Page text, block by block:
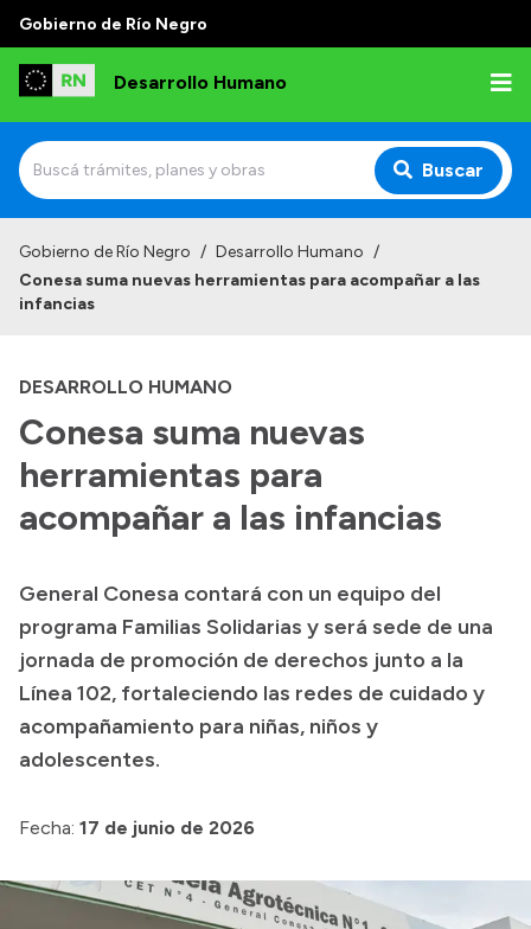
Gobierno de Río Negro
Desarrollo Humano
Buscar
Institucional
Autoridades
Delegaciones
Normativa
Presupuesto
Boletín Oficial
Compras y licitaciones
Consulta de expedientes
Consulta de pago a proveedores
Login
Gobierno de Río Negro / Desarrollo Humano /
Conesa suma nuevas herramientas para acompañar a las
infancias
DESARROLLO HUMANO
Conesa suma nuevas
herramientas para
acompañar a las infancias
General Conesa contará con un equipo del
programa Familias Solidarias y será sede de una
jornada de promoción de derechos junto a la
Línea 102, fortaleciendo las redes de cuidado y
acompañamiento para niñas, niños y
adolescentes.
Fecha: 17 de junio de 2026